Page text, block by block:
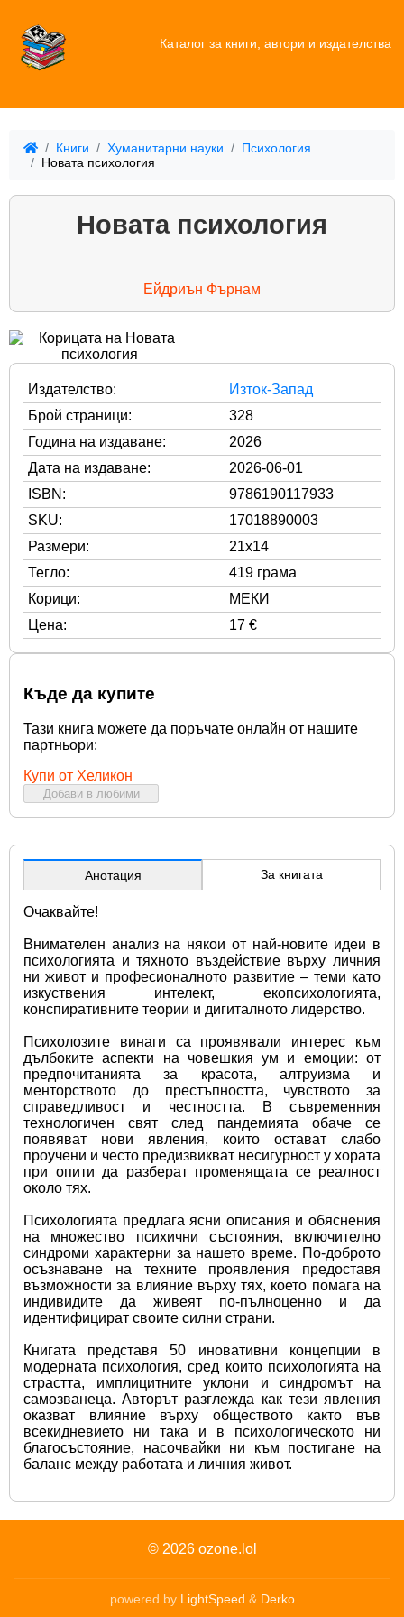
Каталог за книги, автори и издателства
Книги Хуманитарни науки
Психология
Новата психология
Новата психология
Ейдриън Фърнам
Издателство:
Изток-Запад
Брой страници:
328
Година на издаване:
2026
Дата на издаване:
2026-06-01
ISBN:
9786190117933
SKU:
17018890003
Размери:
21x14
Тегло:
419 грама
Корици:
МЕКИ
Цена:
17 €
Къде да купите
Тази книга можете да поръчате онлайн от нашите
партньори:
Купи от Хеликон
Добави в любими
Анотация За книгата
Очаквайте!
Внимателен анализ на някои от най-новите идеи в
психологията и тяхното въздействие върху личния
ни живот и професионалното развитие – теми като
изкуствения интелект, екопсихологията,
конспиративните теории и дигиталното лидерство.
Психолозите винаги са проявявали интерес към
дълбоките аспекти на човешкия ум и емоции: от
предпочитанията за красота, алтруизма и
менторството до престъпността, чувството за
справедливост и честността. В съвременния
технологичен свят след пандемията обаче се
появяват нови явления, които остават слабо
проучени и често предизвикват несигурност у хората
при опити да разберат променящата се реалност
около тях.
Психологията предлага ясни описания и обяснения
на множество психични състояния, включително
синдроми характерни за нашето време. По-доброто
осъзнаване на техните проявления предоставя
възможности за влияние върху тях, което помага на
индивидите да живеят по-пълноценно и да
идентифицират своите силни страни.
Книгата представя 50 иновативни концепции в
модерната психология, сред които психологията на
страстта, имплицитните уклони и синдромът на
самозванеца. Авторът разглежда как тези явления
оказват влияние върху обществото както във
всекидневието ни така и в психологическото ни
благосъстояние, насочвайки ни към постигане на
баланс между работата и личния живот.
© 2026 ozone.lol
powered by LightSpeed & Derko